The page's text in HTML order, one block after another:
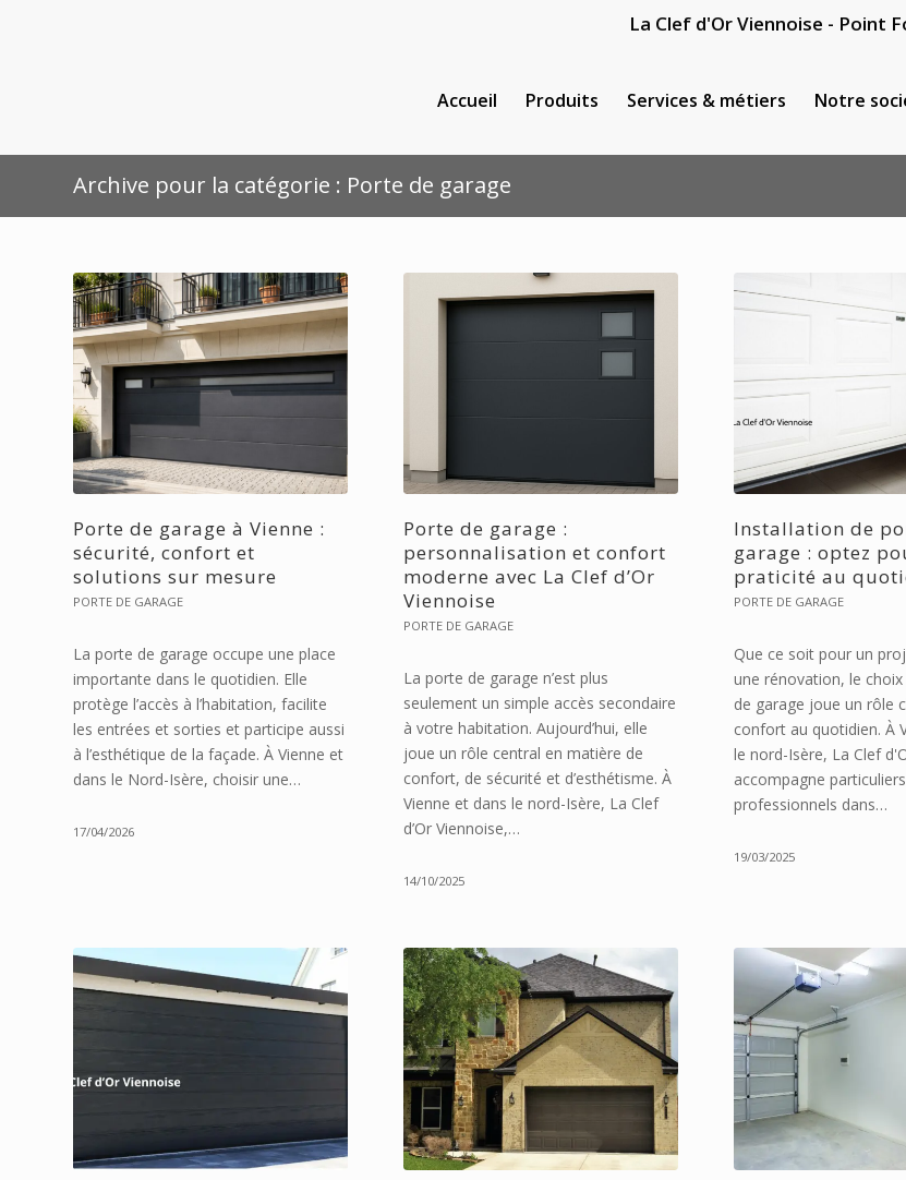
La Clef d'Or Viennoise - Point
Accueil Produits Services & métiers Notre
Archive pour la catégorie : Porte de garage
Porte de garage à Vienne :
sécurité, confort et
solutions sur mesure
PORTE DE GARAGE
La porte de garage occupe une place
importante dans le quotidien. Elle
protège l’accès à l’habitation, facilite
les entrées et sorties et participe aussi
à l’esthétique de la façade. À Vienne et
dans le Nord-Isère, choisir une…
17/04/2026
Porte de garage :
personnalisation et confort
moderne avec La Clef d’Or
Viennoise
PORTE DE GARAGE
La porte de garage n’est plus
seulement un simple accès secondaire
à votre habitation. Aujourd’hui, elle
joue un rôle central en matière de
confort, de sécurité et d’esthétisme. À
Vienne et dans le nord-Isère, La Clef
d’Or Viennoise,…
14/10/2025
Installation de
garage : optez
praticité au
PORTE DE GARAGE
Que ce soit pour un
une rénovation, le choix
de garage joue un rôle
confort au quotidien. À
le nord-Isère, La Clef
accompagne
professionnels dans…
19/03/2025